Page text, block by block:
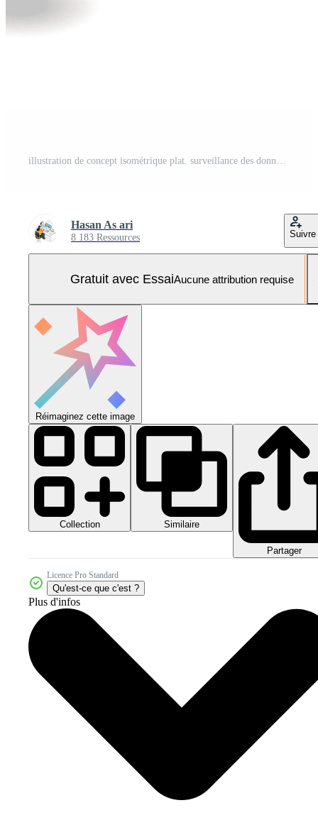
illustration de concept isométrique plat. surveillance des données commerciales des analystes commerciaux avec ipad Vecteur Pro et SVG Pro
Hasan As ari
8 183 Ressources Suivre
Gratuit avec EssaiAucune attribution requise
Réimaginez cette image
Collection Similaire
Partager
Licence Pro Standard
Qu'est-ce que c'est ?
Plus d'infos